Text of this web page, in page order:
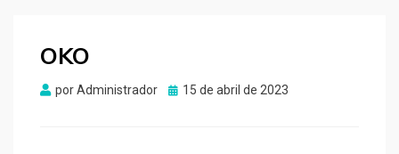
OKO
porAdministrador
Publicado
15 de abril de 2023